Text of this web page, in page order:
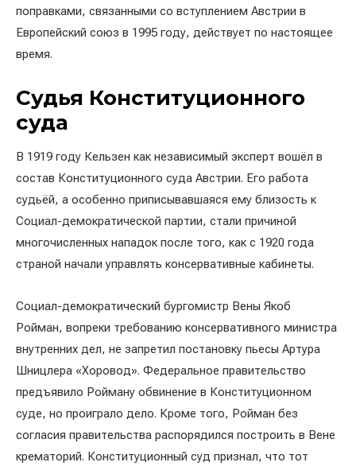
поправками, связанными со вступлением Австрии в
Европейский союз в 1995 году, действует по настоящее
время.
Судья Конституционного
суда
В 1919 году Кельзен как независимый эксперт вошёл в
состав Конституционного суда Австрии. Его работа
судьёй, а особенно приписывавшаяся ему близость к
Социал-демократической партии, стали причиной
многочисленных нападок после того, как с 1920 года
страной начали управлять консервативные кабинеты.
Социал-демократический бургомистр Вены Якоб
Ройман, вопреки требованию консервативного министра
внутренних дел, не запретил постановку пьесы Артура
Шницлера «Хоровод». Федеральное правительство
предъявило Ройману обвинение в Конституционном
суде, но проиграло дело. Кроме того, Ройман без
согласия правительства распорядился построить в Вене
крематорий. Конституционный суд признал, что тот